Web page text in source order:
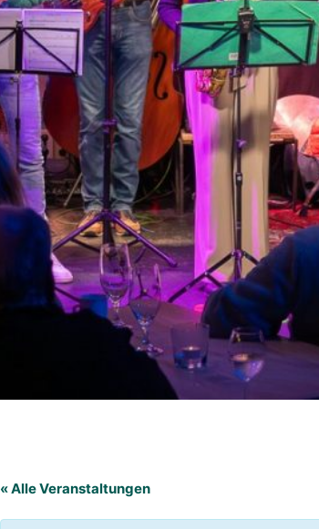
« Alle Veranstaltungen